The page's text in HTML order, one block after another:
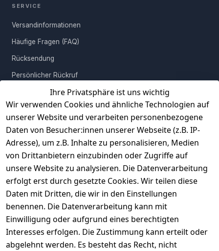
abwischen und Dein Möbel erstrahlt in neuem Glanz. Freue
Schuhkommode!
Ihre Privatsphäre ist uns wichtig
Wir verwenden Cookies und ähnliche Technologien auf
unserer Website und verarbeiten personenbezogene
Daten von Besucher:innen unserer Webseite (z.B. IP-
Adresse), um z.B. Inhalte zu personalisieren, Medien
von Drittanbietern einzubinden oder Zugriffe auf
unsere Website zu analysieren. Die Datenverarbeitung
erfolgt erst durch gesetzte Cookies. Wir teilen diese
Daten mit Dritten, die wir in den Einstellungen
benennen. Die Datenverarbeitung kann mit
Einwilligung oder aufgrund eines berechtigten
Interesses erfolgen. Die Zustimmung kann erteilt oder
abgelehnt werden. Es besteht das Recht, nicht
SERVICE
Versandinformationen
Häufige Fragen (FAQ)
Rücksendung
Persönlicher Rückruf
Erfahrungen
Vertrag widerrufen
INFORMATIONEN
Widerrufsrecht
Datenschutz
Unser Unternehmen
Charity & Wohltätigkeit